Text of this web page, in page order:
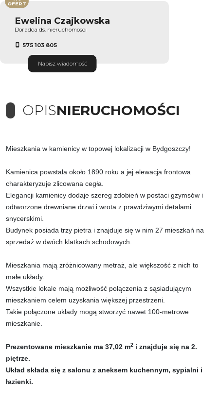
Ewelina Czajkowska
Doradca ds. nieruchomosci
575 103 805
Napisz wiadomość
OFERT
OPISNIERUCHOMOŚCI
Mieszkania w kamienicy w topowej lokalizacji w Bydgoszczy!
Kamienica powstała około 1890 roku a jej elewacja frontowa
charakteryzuje zlicowana cegła.
Elegancji kamienicy dodaje szereg zdobień w postaci gzymsów i
odtworzone drewniane drzwi i wrota z prawdziwymi detalami
snycerskimi.
Budynek posiada trzy pietra i znajduje się w nim 27 mieszkań na
sprzedaż w dwóch klatkach schodowych.
Mieszkania mają zróżnicowany metraż, ale większość z nich to
małe układy.
Wszystkie lokale mają możliwość połączenia z sąsiadującym
mieszkaniem celem uzyskania większej przestrzeni.
Takie połączone układy mogą stworzyć nawet 100-metrowe
mieszkanie.
Prezentowane mieszkanie ma 37,02 m2 i znajduje się na 2.
piętrze.
Układ składa się z salonu z aneksem kuchennym, sypialni i
łazienki.